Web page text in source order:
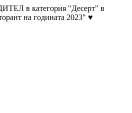
в категория "Десерт" в
на годината 2023" ♥